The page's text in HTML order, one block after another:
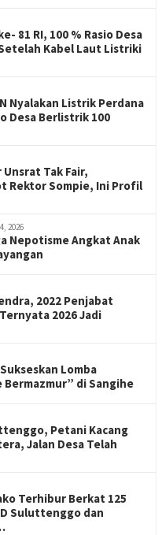
81 RI, 100 % Rasio Desa
Kabel Laut Listriki
Nyalakan Listrik Perdana
Desa Berlistrik 100
Tak Fair,
Rektor Sompie, Ini Profil
2026
Nepotisme Angkat Anak
2022 Penjabat
2026 Jadi
Lomba
Bermazmur” di Sangihe
Petani Kacang
Jalan Desa Telah
Terhibur Berkat 125
Suluttenggo dan